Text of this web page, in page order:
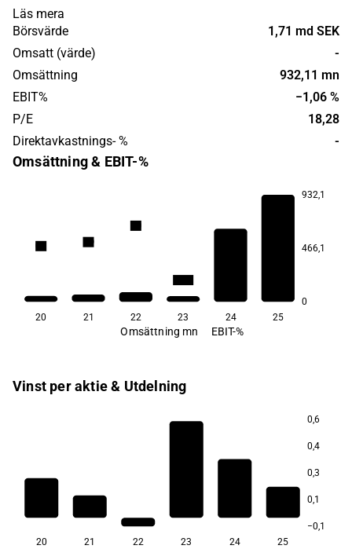
till managementfunktionen, möjliggöra kapital vid behov,
samt påverka företagets strategi och framtida
affärsinriktning.
Läs mera
Börsvärde
1,71 md SEK
Omsatt (värde)
-
Omsättning
932,11 mn
EBIT%
−1,06 %
P/E
18,28
Direktavkastnings- %
-
Omsättning & EBIT-%
932,1
466,1
0
1,9
20 21 22 23 24 25
Omsättning mn EBIT-%
Vinst per aktie & Utdelning
0,6
0,4
0,3
0,1
−0,1
20
21 22 23 24 25